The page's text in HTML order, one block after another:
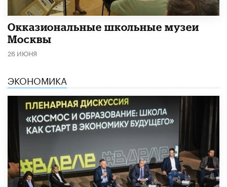
​Окказиональные школьные музеи
Москвы
26 ИЮНЯ
ЭКОНОМИКА